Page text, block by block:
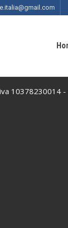
10378230014 -